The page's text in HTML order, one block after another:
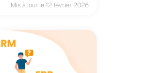
Mis à jour le 12 février 2026